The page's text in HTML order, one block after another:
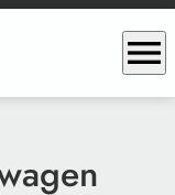
menu